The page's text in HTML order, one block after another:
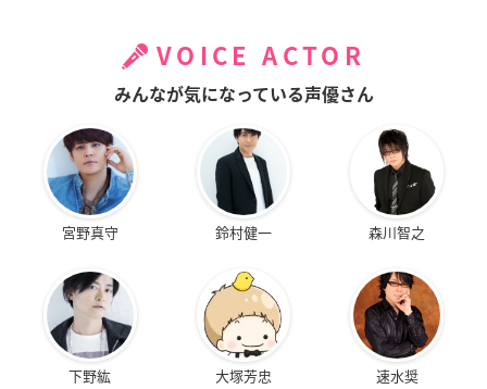
VOICE ACTOR
みんなが気になっている声優さん
宮野真守 鈴村健一 森川智之
下野紘 大塚芳忠 速水奨